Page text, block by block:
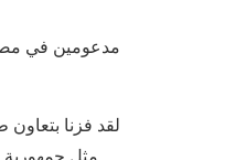
لقد فزنا بتعاون
مثل جمهورية